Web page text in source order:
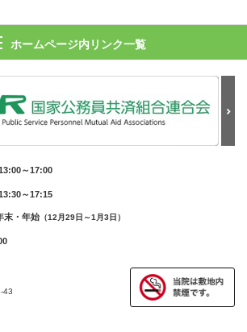
ホームページ内リンク一覧
～17:00
～17:15
末・年始 （12月29日～1月3日）
43